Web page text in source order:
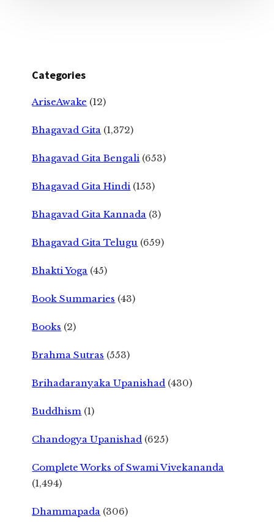
Categories
AriseAwake (12)
Bhagavad Gita (1,372)
Bhagavad Gita Bengali (653)
Bhagavad Gita Hindi (153)
Bhagavad Gita Kannada (3)
Bhagavad Gita Telugu (659)
Bhakti Yoga (45)
Book Summaries (43)
Books (2)
Brahma Sutras (553)
Brihadaranyaka Upanishad (430)
Buddhism (1)
Chandogya Upanishad (625)
Complete Works of Swami Vivekananda
(1,494)
Dhammapada (306)